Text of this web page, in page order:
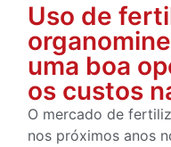
Uso de
uma boa
os custos
O mercado de
nos próximos anos